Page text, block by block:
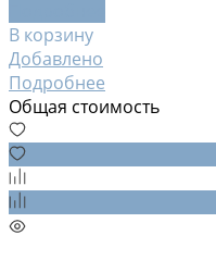
В корзину
Добавлено
Подробнее
Общая стоимость